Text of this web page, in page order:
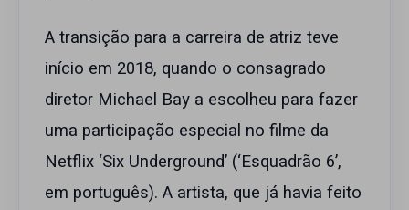
A transição para a carreira de atriz teve
início em 2018, quando o consagrado
diretor Michael Bay a escolheu para fazer
uma participação especial no filme da
Netflix ‘Six Underground’ (‘Esquadrão 6’,
em português). A artista, que já havia feito